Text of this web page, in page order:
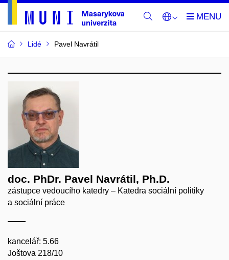
Lidé Pavel Navrátil
doc. PhDr. Pavel Navrátil, Ph.D.
zástupce vedoucího katedry – Katedra sociální politiky
a sociální práce
kancelář: 5.66
Joštova 218/10